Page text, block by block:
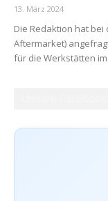
13. März 2024
Die Redaktion hat
Aftermarket)
für die Werkstätten